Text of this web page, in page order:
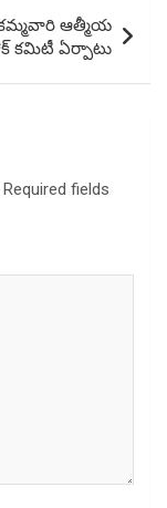
ఆత్మీయ
కమిటీ ఏర్పాటు
Required fields